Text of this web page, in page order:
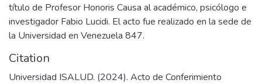
título de Profesor Honoris Causa al académico, psicólogo e
investigador Fabio Lucidi. El acto fue realizado en la sede de
la Universidad en Venezuela 847.
Citation
Universidad ISALUD. (2024). Acto de Conferimiento